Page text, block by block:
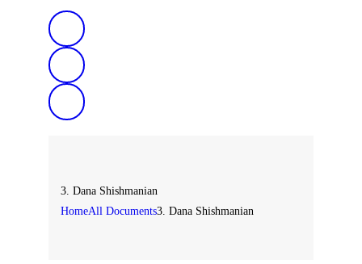
3. Dana Shishmanian
HomeAll Documents3. Dana Shishmanian